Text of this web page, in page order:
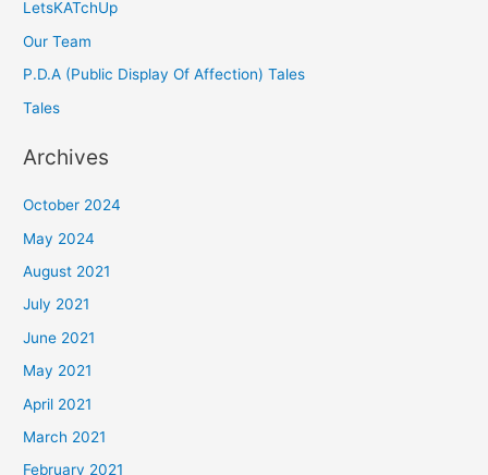
LetsKATchUp
Our Team
P.D.A (Public Display Of Affection) Tales
Tales
Archives
October 2024
May 2024
August 2021
July 2021
June 2021
May 2021
April 2021
March 2021
February 2021